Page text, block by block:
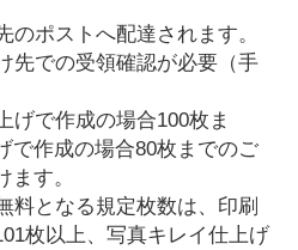
ポストへ配達されます。
先での受領確認が必要（手
で作成の場合100枚ま
で作成の場合80枚までのご
ます。
料となる規定枚数は、印刷
枚以上、写真キレイ仕上げ